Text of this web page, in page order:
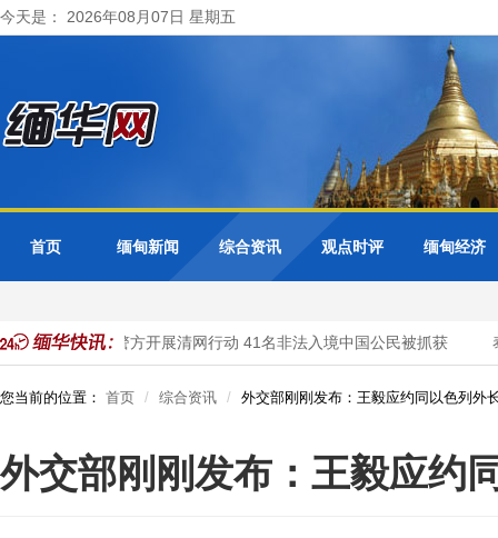
今天是： 2026年08月07日 星期五
首页 缅甸新闻 综合资讯 观点时评 缅甸经济
缅甸大其力市警方开展清网行动 41名非法入境中国公民被抓获
您当前的位置： 首页 综合资讯 外交部刚刚发布：王毅应约同以色列外
外交部刚刚发布：王毅应约